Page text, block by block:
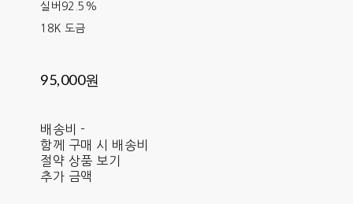
실버92.5%
18K 도금
95,000원
배송비 -
함께 구매 시 배송비
절약 상품 보기
추가 금액